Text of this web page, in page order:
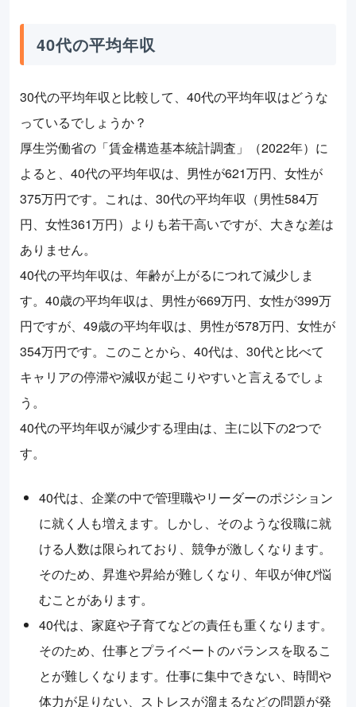
40代の平均年収
30代の平均年収と比較して、40代の平均年収はどうな
っているでしょうか？
厚生労働省の「賃金構造基本統計調査」（2022年）に
よると、40代の平均年収は、男性が621万円、女性が
375万円です。これは、30代の平均年収（男性584万
円、女性361万円）よりも若干高いですが、大きな差は
ありません。
40代の平均年収は、年齢が上がるにつれて減少しま
す。40歳の平均年収は、男性が669万円、女性が399万
円ですが、49歳の平均年収は、男性が578万円、女性が
354万円です。このことから、40代は、30代と比べて
キャリアの停滞や減収が起こりやすいと言えるでしょ
う。
40代の平均年収が減少する理由は、主に以下の2つで
す。
40代は、企業の中で管理職やリーダーのポジション
に就く人も増えます。しかし、そのような役職に就
ける人数は限られており、競争が激しくなります。
そのため、昇進や昇給が難しくなり、年収が伸び悩
むことがあります。
40代は、家庭や子育てなどの責任も重くなります。
そのため、仕事とプライベートのバランスを取るこ
とが難しくなります。仕事に集中できない、時間や
体力が足りない、ストレスが溜まるなどの問題が発